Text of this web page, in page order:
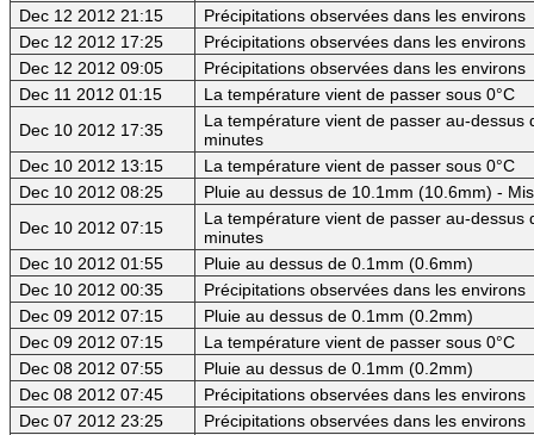
Dec 12 2012 21:15
Précipitations observées dans les environs
Dec 12 2012 17:25
Précipitations observées dans les environs
Dec 12 2012 09:05
Précipitations observées dans les environs
Dec 11 2012 01:15
La température vient de passer sous 0°C
Dec 10 2012 17:35
La température vient de passer au-
minutes
Dec 10 2012 13:15
La température vient de passer sous 0°C
Dec 10 2012 08:25
Pluie au dessus de 10.1mm (10.6mm) -
Dec 10 2012 07:15
La température vient de passer au-
minutes
Dec 10 2012 01:55
Pluie au dessus de 0.1mm (0.6mm)
Dec 10 2012 00:35
Précipitations observées dans les environs
Dec 09 2012 07:15
Pluie au dessus de 0.1mm (0.2mm)
Dec 09 2012 07:15
La température vient de passer sous 0°C
Dec 08 2012 07:55
Pluie au dessus de 0.1mm (0.2mm)
Dec 08 2012 07:45
Précipitations observées dans les environs
Dec 07 2012 23:25
Précipitations observées dans les environs